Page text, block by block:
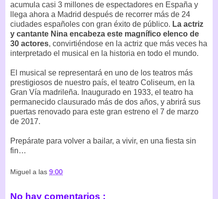
acumula casi 3 millones de espectadores en España y
llega ahora a Madrid después de recorrer más de 24
ciudades españoles con gran éxito de público. La actriz
y cantante Nina encabeza este magnífico elenco de
30 actores, convirtiéndose en la actriz que más veces ha
interpretado el musical en la historia en todo el mundo.
El musical se representará en uno de los teatros más
prestigiosos de nuestro país, el teatro Coliseum, en la
Gran Vía madrileña. Inaugurado en 1933, el teatro ha
permanecido clausurado más de dos años, y abrirá sus
puertas renovado para este gran estreno el 7 de marzo
de 2017.
Prepárate para volver a bailar, a vivir, en una fiesta sin
fin…
Miguel a las 9:00
No hay comentarios :